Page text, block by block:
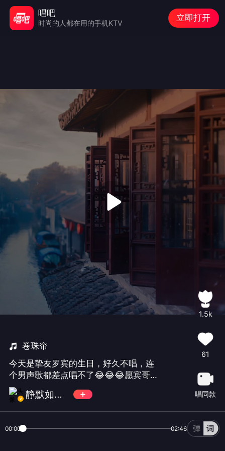
卷珠帘
今天是挚友罗宾的生日，好久不唱，连
个男声歌都差点唱不了😂😂😂愿宾哥往
后余生天天舒心！有人陪你立黄昏，有
人问你粥可温！🎁送给@罗宾@北大美#
独唱征集#
静默如初🐠🐠
1.5k
61
唱同款
00:00 02:46
唱吧
时尚的人都在用的手机KTV
立即打开